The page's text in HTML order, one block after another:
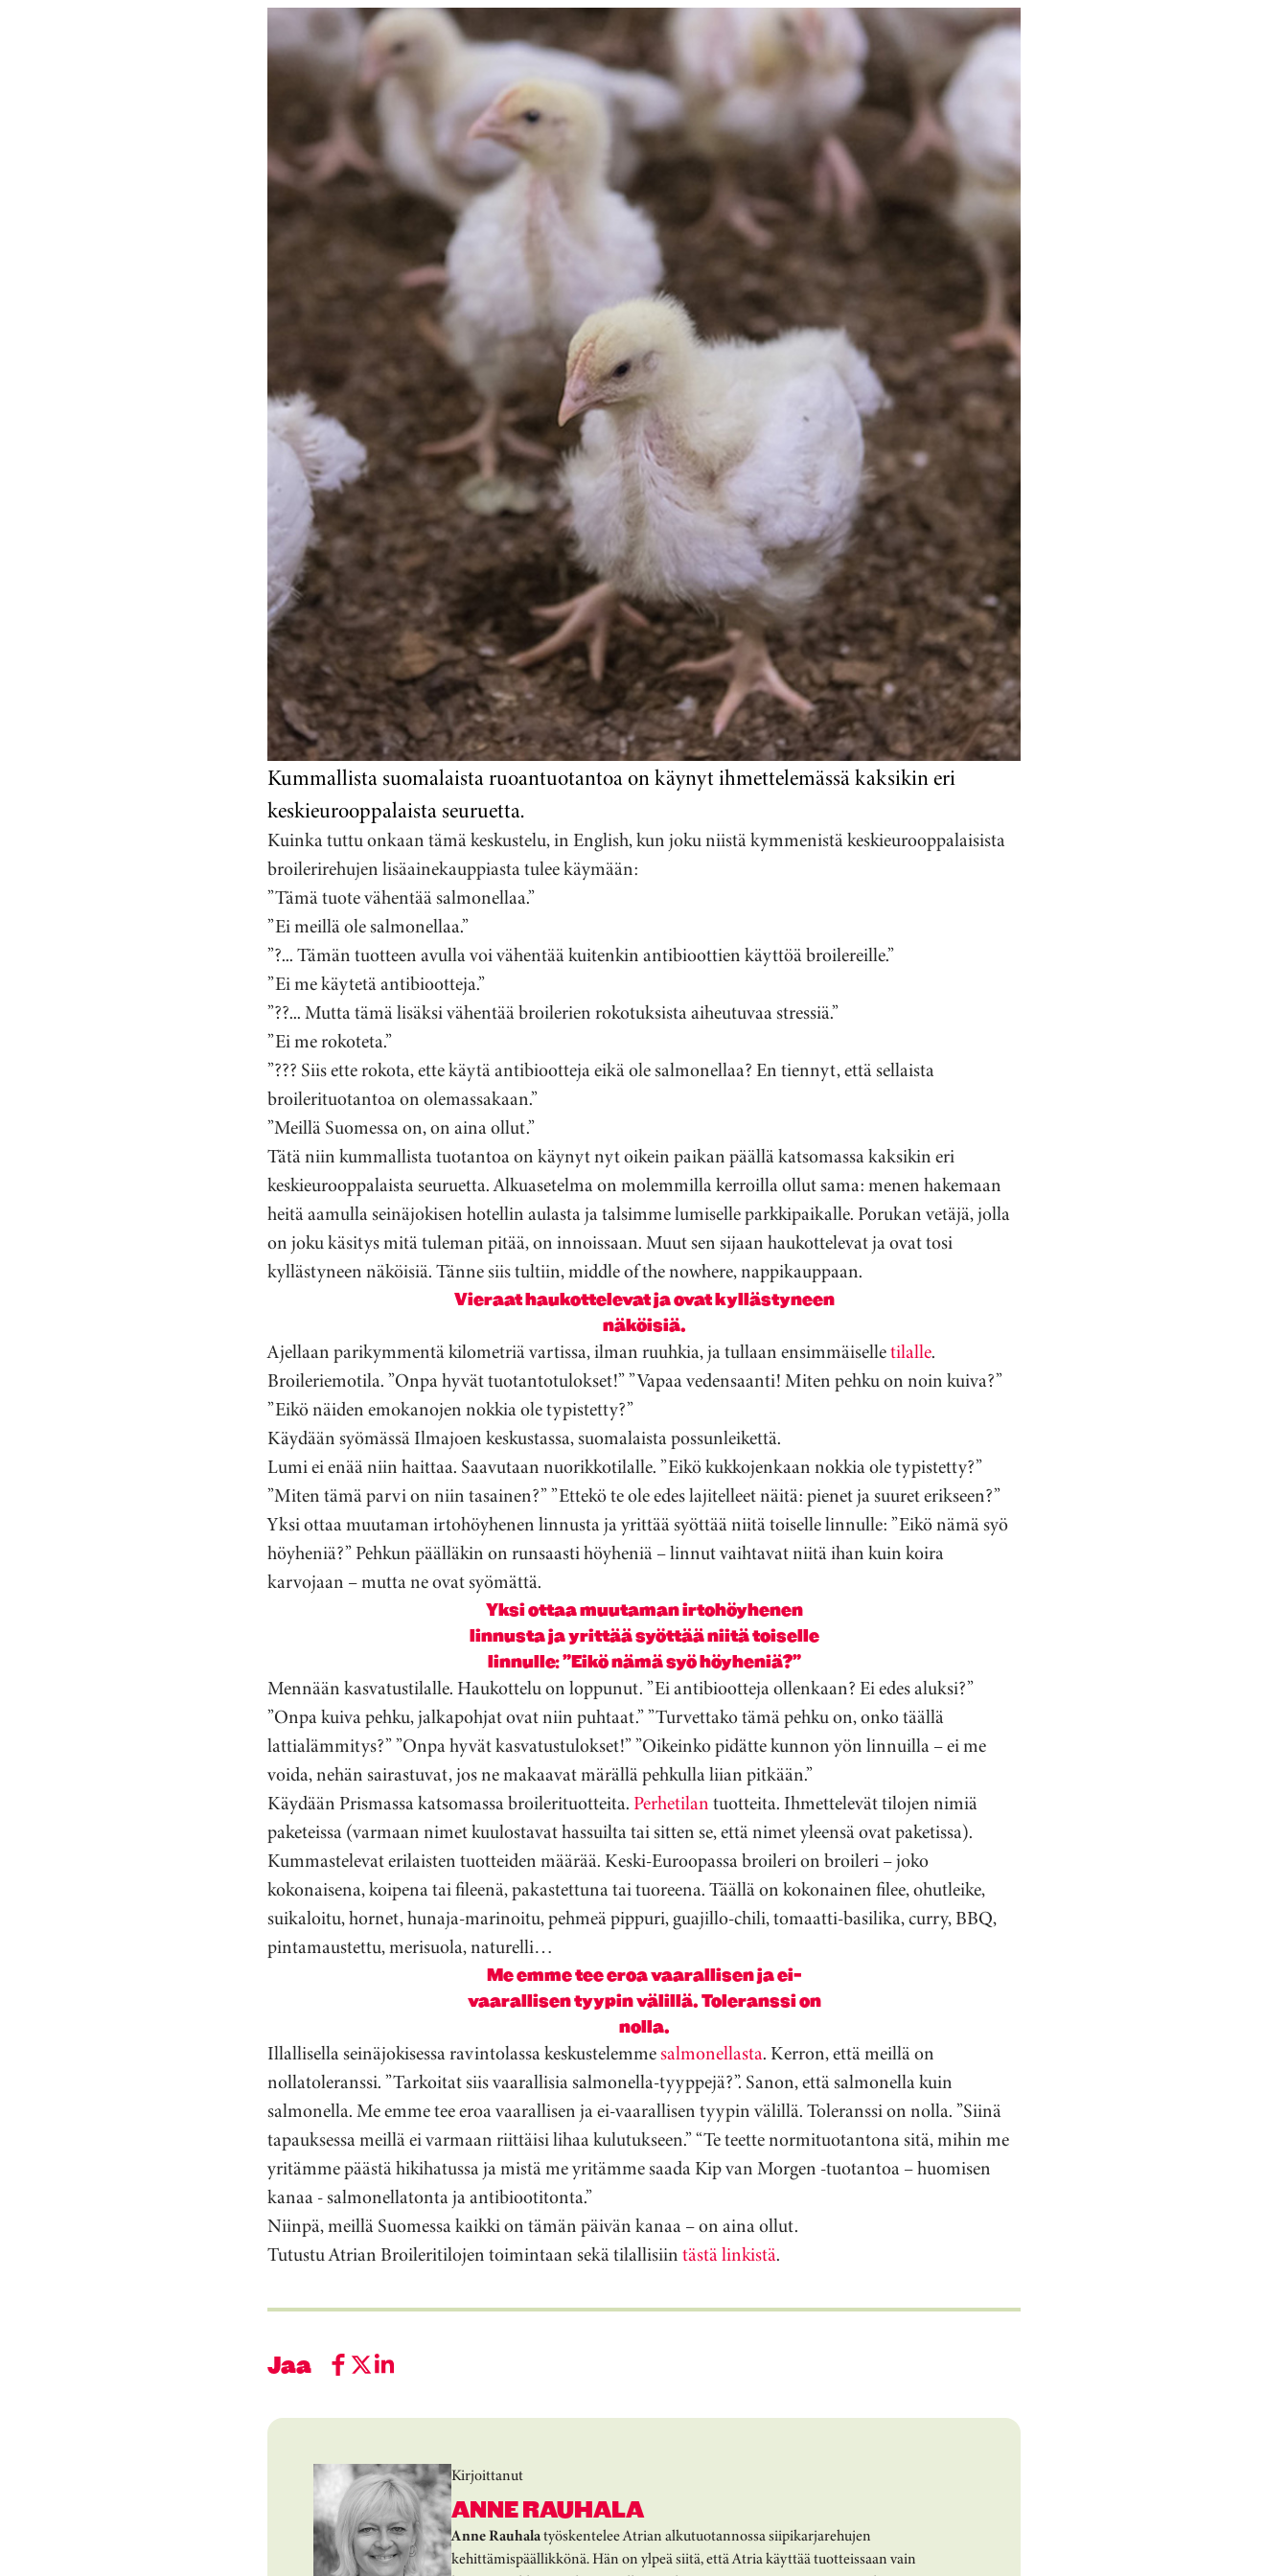
Kummallista suomalaista ruoantuotantoa on käynyt ihmettelemässä kaksikin eri
keskieurooppalaista seuruetta.
Kuinka tuttu onkaan tämä keskustelu, in English, kun joku niistä kymmenistä keskieurooppalaisista
broilerirehujen lisäainekauppiasta tulee käymään:
­­”Tämä tuote vähentää salmonellaa.”
”Ei meillä ole salmonellaa.”
”?... Tämän tuotteen avulla voi vähentää kuitenkin antibioottien käyttöä broilereille.”
”Ei me käytetä antibiootteja.”
”??... Mutta tämä lisäksi vähentää broilerien rokotuksista aiheutuvaa stressiä.”
”Ei me rokoteta.”
”??? Siis ette rokota, ette käytä antibiootteja eikä ole salmonellaa? En tiennyt, että sellaista
broilerituotantoa on olemassakaan.”
”Meillä Suomessa on, on aina ollut.”
Tätä niin kummallista tuotantoa on käynyt nyt oikein paikan päällä katsomassa kaksikin eri
keskieurooppalaista seuruetta. Alkuasetelma on molemmilla kerroilla ollut sama: menen hakemaan
heitä aamulla seinäjokisen hotellin aulasta ja talsimme lumiselle parkkipaikalle. Porukan vetäjä, jolla
on joku käsitys mitä tuleman pitää, on innoissaan. Muut sen sijaan haukottelevat ja ovat tosi
kyllästyneen näköisiä. Tänne siis tultiin, middle of the nowhere, nappikauppaan.
Vieraat haukottelevat ja ovat kyllästyneen
näköisiä.
Ajellaan parikymmentä kilometriä vartissa, ilman ruuhkia, ja tullaan ensimmäiselletilalle.
Broileriemotila. ”Onpa hyvät tuotantotulokset!” ”Vapaa vedensaanti! Miten pehku on noin kuiva?”
”Eikö näiden emokanojen nokkia ole typistetty?”
Käydään syömässä Ilmajoen keskustassa, suomalaista possunleikettä.
Lumi ei enää niin haittaa. Saavutaan nuorikkotilalle. ”Eikö kukkojenkaan nokkia ole typistetty?”
”Miten tämä parvi on niin tasainen?” ”Ettekö te ole edes lajitelleet näitä: pienet ja suuret erikseen?”
Yksi ottaa muutaman irtohöyhenen linnusta ja yrittää syöttää niitä toiselle linnulle: ”Eikö nämä syö
höyheniä?” Pehkun päälläkin on runsaasti höyheniä – linnut vaihtavat niitä ihan kuin koira
karvojaan – mutta ne ovat syömättä.
Yksi ottaa muutaman irtohöyhenen
linnusta ja yrittää syöttää niitä toiselle
linnulle: ”Eikö nämä syö höyheniä?”
Mennään kasvatustilalle. Haukottelu on loppunut. ”Ei antibiootteja ollenkaan? Ei edes aluksi?”
”Onpa kuiva pehku, jalkapohjat ovat niin puhtaat.” ”Turvettako tämä pehku on, onko täällä
lattialämmitys?” ”Onpa hyvät kasvatustulokset!” ”Oikeinko pidätte kunnon yön linnuilla – ei me
voida, nehän sairastuvat, jos ne makaavat märällä pehkulla liian pitkään.”
Käydään Prismassa katsomassa broilerituotteita.Perhetilantuotteita. Ihmettelevät tilojen nimiä
paketeissa (varmaan nimet kuulostavat hassuilta tai sitten se, että nimet yleensä ovat paketissa).
Kummastelevat erilaisten tuotteiden määrää. Keski-Euroopassa broileri on broileri – joko
kokonaisena, koipena tai fileenä, pakastettuna tai tuoreena. Täällä on kokonainen filee, ohutleike,
suikaloitu, hornet, hunaja-marinoitu, pehmeä pippuri, guajillo-chili, tomaatti-basilika, curry, BBQ,
pintamaustettu, merisuola, naturelli…
Me emme tee eroa vaarallisen ja ei-
vaarallisen tyypin välillä. Toleranssi on
nolla.
Illallisella seinäjokisessa ravintolassa keskustelemmesalmonellasta. Kerron, että meillä on
nollatoleranssi. ”Tarkoitat siis vaarallisia salmonella-tyyppejä?”. Sanon, että salmonella kuin
salmonella. Me emme tee eroa vaarallisen ja ei-vaarallisen tyypin välillä. Toleranssi on nolla. ”Siinä
tapauksessa meillä ei varmaan riittäisi lihaa kulutukseen.” “Te teette normituotantona sitä, mihin me
yritämme päästä hikihatussa ja mistä me yritämme saada Kip van Morgen -tuotantoa – huomisen
kanaa - salmonellatonta ja antibiootitonta.”
Niinpä, meillä Suomessa kaikki on tämän päivän kanaa – on aina ollut.
Tutustu Atrian Broileritilojen toimintaan sekä tilallisiintästä linkistä.
Jaa
Kirjoittanut
ANNE RAUHALA
Anne Rauhalatyöskentelee Atrian alkutuotannossa siipikarjarehujen
kehittämispäällikkönä. Hän on ylpeä siitä, että Atria käyttää tuotteissaan vain